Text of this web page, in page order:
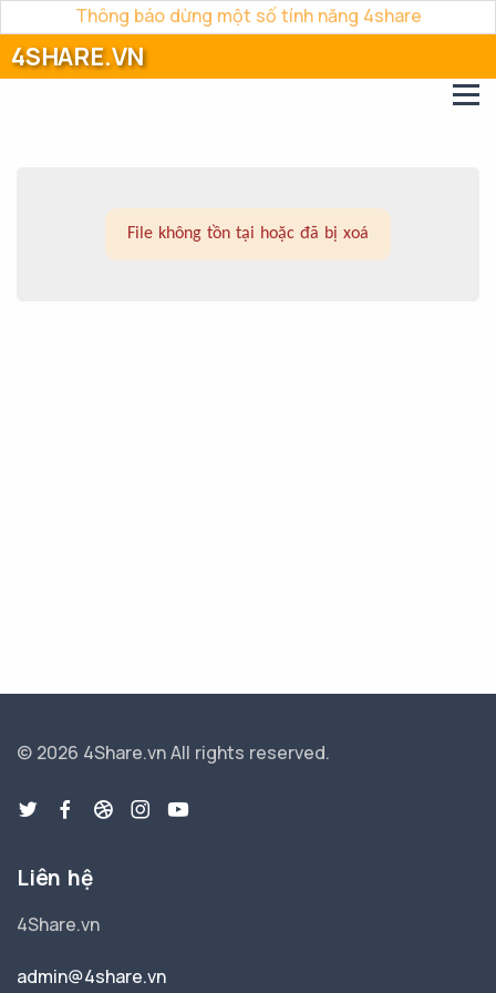
Thông báo dừng một số tính năng 4share
4SHARE.VN
File không tồn tại hoặc đã bị xoá
© 2026 4Share.vnAll rights reserved.
Liên hệ
4Share.vn
admin@4share.vn